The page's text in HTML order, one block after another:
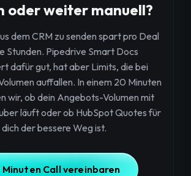
oder weiter manuell?
dem CRM zu senden spart pro Deal
Stunden. Pipedrive Smart Docs
dafür gut, hat aber Limits, die bei
auffallen. In einem 20 Minuten
wir, ob dein Angebots-Volumen mit
läuft oder ob HubSpot Quotes für
dich der bessere Weg ist.
Minuten Call vereinbaren